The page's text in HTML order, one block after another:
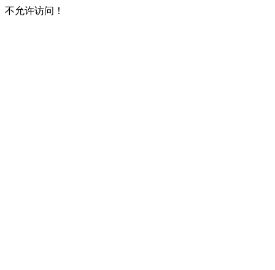
不允许访问！